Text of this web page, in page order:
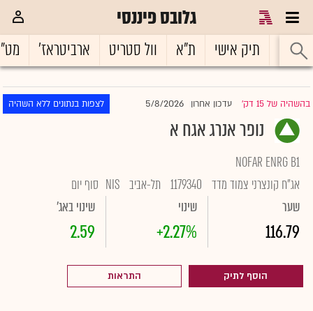
גלובס פיננסי
ראשי תיק אישי ת"א וול סטריט ארביטראז'
בהשהיה של 15 דק' |עדכון אחרון 5/8/2026 לצפות בנתונים ללא השהיה
נופר אנרג אגח א
NOFAR ENRG B1
אג"ח קונצרני צמוד מדד 1179340 תל-אביב NIS סוף יום
שער
116.79
שינוי
+2.27%
שינוי באג'
2.59
הוסף לתיק התראות